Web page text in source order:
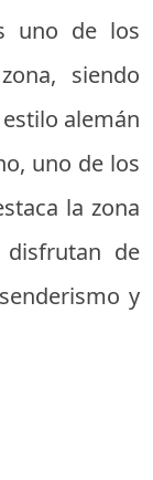
uno de los
siendo
alemán
uno de los
la zona
de
y